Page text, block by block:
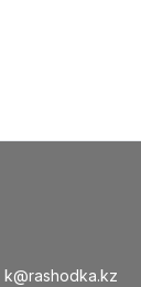
k@rashodka.kz